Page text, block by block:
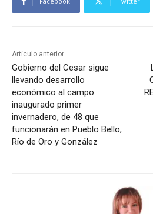
Artículo anterior
Gobierno del Cesar sigue
llevando desarrollo
económico al campo:
inaugurado primer
invernadero, de 48 que
funcionarán en Pueblo Bello,
Río de Oro y González